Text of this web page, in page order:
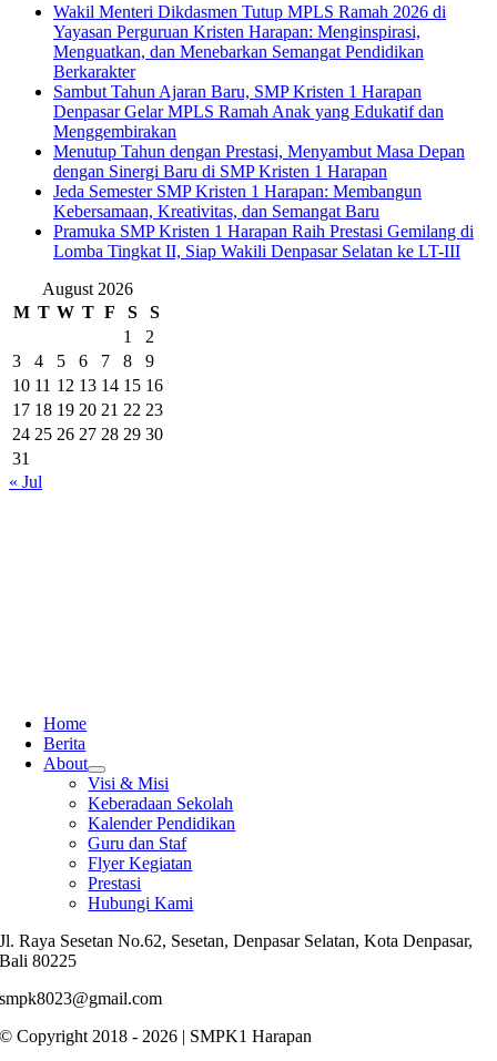
Wakil Menteri Dikdasmen Tutup MPLS Ramah 2026 di
Yayasan Perguruan Kristen Harapan: Menginspirasi,
Menguatkan, dan Menebarkan Semangat Pendidikan
Berkarakter
Sambut Tahun Ajaran Baru, SMP Kristen 1 Harapan
Denpasar Gelar MPLS Ramah Anak yang Edukatif dan
Menggembirakan
Menutup Tahun dengan Prestasi, Menyambut Masa Depan
dengan Sinergi Baru di SMP Kristen 1 Harapan
Jeda Semester SMP Kristen 1 Harapan: Membangun
Kebersamaan, Kreativitas, dan Semangat Baru
Pramuka SMP Kristen 1 Harapan Raih Prestasi Gemilang di
Lomba Tingkat II, Siap Wakili Denpasar Selatan ke LT-III
August 2026
M T W T F S
S
1
2
3
4 5 6 7 8
9
10 11 12 13 14 15 16
17 18 19 20 21 22 23
24 25 26 27 28 29 30
31
« Jul
Home
Berita
About
Visi & Misi
Keberadaan Sekolah
Kalender Pendidikan
Guru dan Staf
Flyer Kegiatan
Prestasi
Hubungi Kami
Jl. Raya Sesetan No.62, Sesetan, Denpasar Selatan, Kota Denpasar,
Bali 80225
smpk8023@gmail.com
© Copyright 2018 - 2026 | SMPK1 Harapan